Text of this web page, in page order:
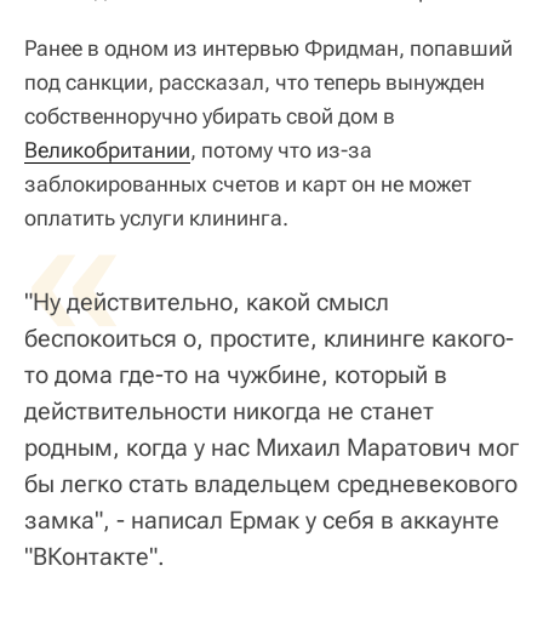
Ранее в одном из интервью Фридман, попавший
под санкции, рассказал, что теперь вынужден
собственноручно убирать свой дом в
Великобритании, потому что из-за
заблокированных счетов и карт он не может
оплатить услуги клининга.
«
"Ну действительно, какой смысл
беспокоиться о, простите, клининге какого-
то дома где-то на чужбине, который в
действительности никогда не станет
родным, когда у нас Михаил Маратович мог
бы легко стать владельцем средневекового
замка", - написал Ермак у себя в аккаунте
"ВКонтакте".